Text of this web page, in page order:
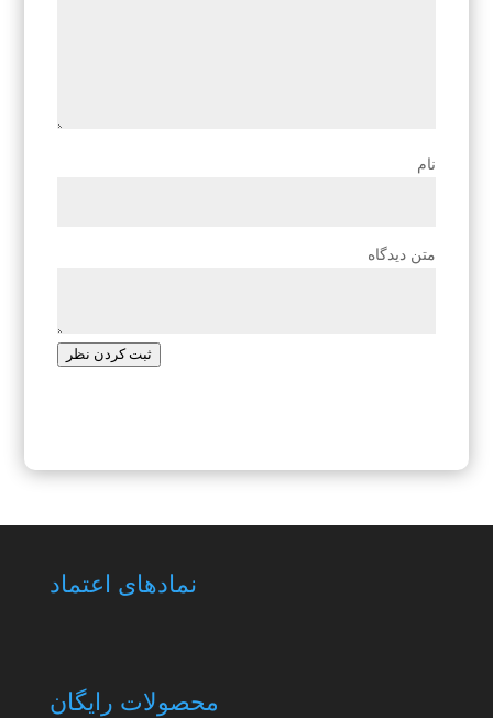
نام
متن دیدگاه
ثبت کردن نظر
نمادهای اعتماد
محصولات رایگان